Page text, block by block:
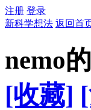
注册 登录
新科学想法 返回首
nemo
[收藏]